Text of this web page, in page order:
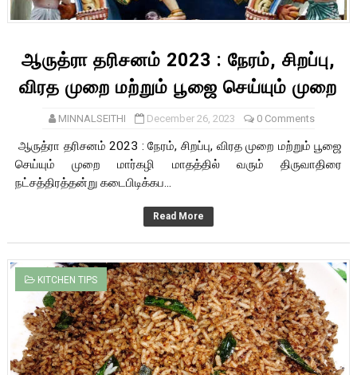
ஆருத்ரா தரிசனம் 2023 : நேரம், சிறப்பு,
விரத முறை மற்றும் பூஜை செய்யும் முறை
MINNALSEITHI December 26, 2023 0 Comments
ஆருத்ரா தரிசனம் 2023 : நேரம், சிறப்பு, விரத முறை மற்றும் பூஜை
செய்யும் முறை மார்கழி மாதத்தில் வரும் திருவாதிரை
நட்சத்திரத்தன்று கடைபிடிக்கப...
Read More
KITCHEN TIPS